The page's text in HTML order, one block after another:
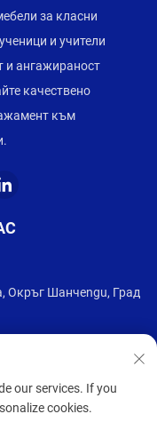
за класни
и учители
и ангажираност
качествено
към
Окръг Шанчengu, Град
our services. If you
cookies.